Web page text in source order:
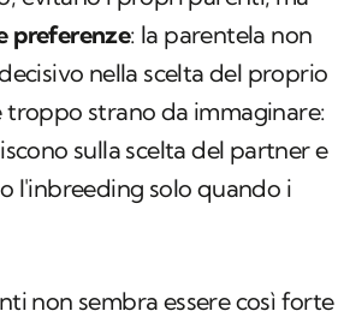
preferenze: la parentela non
nella scelta del proprio
strano da immaginare:
sulla scelta del partner e
l'inbreeding solo quando i
non sembra essere così forte